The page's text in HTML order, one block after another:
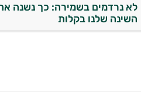
לא נרדמים בשמירה: כך נשנה
השינה שלנו בקלות